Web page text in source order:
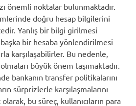
önemli noktalar bulunmaktadır.
doğru hesap bilgilerini
Yanlış bir bilgi girilmesi
bir hesaba yönlendirilmesi
karşılaşabilirler. Bu nedenle,
büyük önem taşımaktadır.
bankanın transfer politikalarını
sürprizlerle karşılaşmalarını
bu süreç, kullanıcıların para